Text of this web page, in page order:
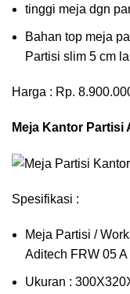
tinggi meja dgn
Bahan top meja
Partisi slim 5 cm
Harga : Rp.
Meja Kantor Partisi
Spesifikasi :
Meja Partisi /
Aditech FRW 05 A
Ukuran :